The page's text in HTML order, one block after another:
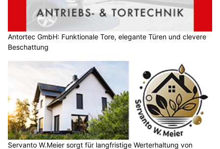
Antortec GmbH: Funktionale Tore, elegante Türen und clevere
Beschattung
Servanto W.Meier sorgt für langfristige Werterhaltung von